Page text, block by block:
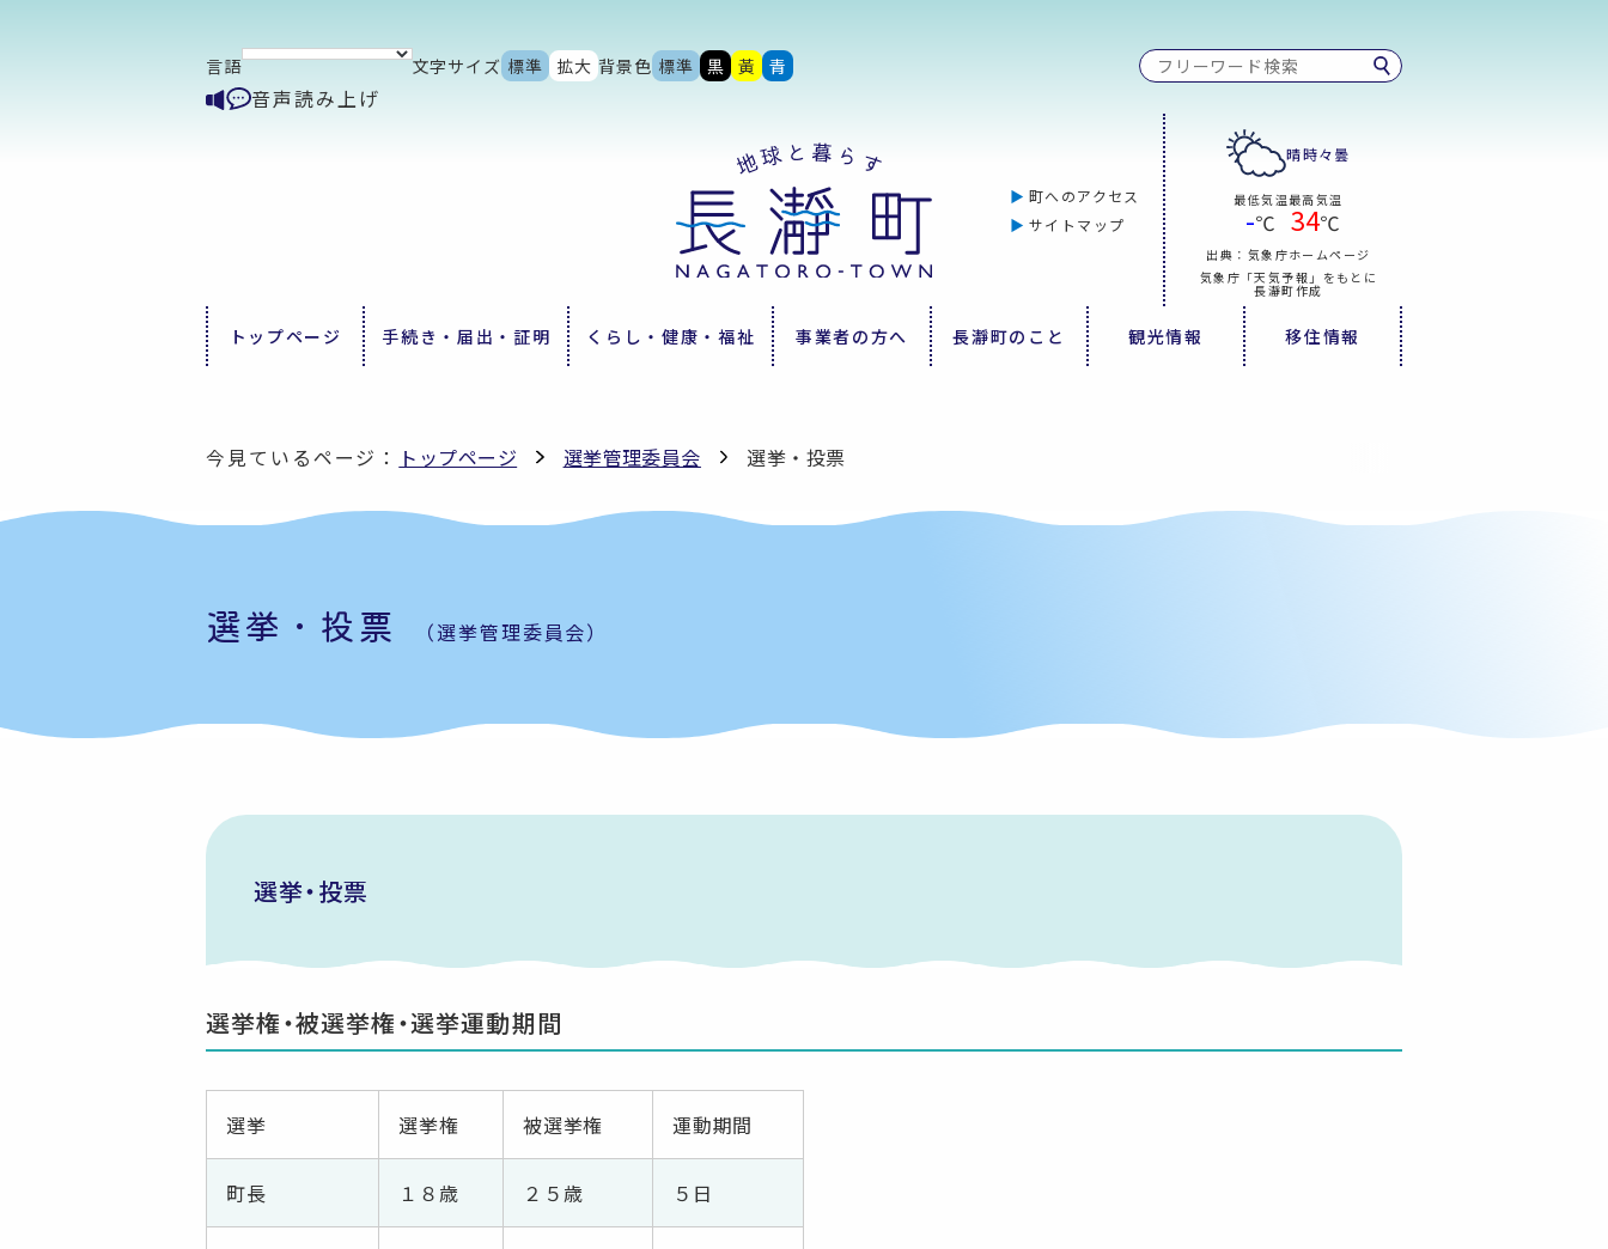
言語 文字サイズ 標準 拡大 背景色 標準 黒 黃 青
音声読み上げ
町へのアクセス
サイトマップ
晴時々曇
最低気温
-℃
最高気温
34℃
出典：気象庁ホームページ
気象庁「天気予報」をもとに
長瀞町作成
トップページ 手続き・届出・証明 くらし・健康・福祉 事業者の方へ 長瀞町のこと 観光情報 移住情報
今見ているページ： トップページ 選挙管理委員会 選挙・投票
選挙・投票 （選挙管理委員会）
選挙・投票
選挙権・被選挙権・選挙運動期間
選挙 選挙権 被選挙権 運動期間
町長 １８歳 ２５歳 ５日